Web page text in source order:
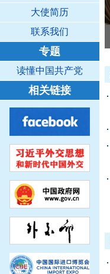
大使简历
联系我们
专题
读懂中国共产党
相关链接